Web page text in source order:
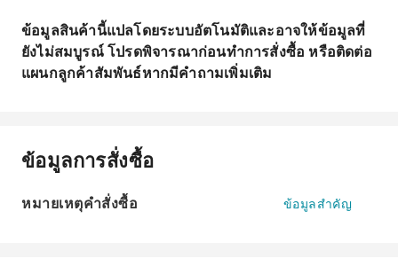
ข้อมูลสินค้านี้แปลโดยระบบอัตโนมัติและอาจให้ข้อมูลที่
ยังไม่สมบูรณ์ โปรดพิจารณาก่อนทำการสั่งซื้อ หรือติดต่อ
แผนกลูกค้าสัมพันธ์หากมีคำถามเพิ่มเติม
ข้อมูลการสั่งซื้อ
หมายเหตุคำสั่งซื้อ ข้อมูลสำคัญ